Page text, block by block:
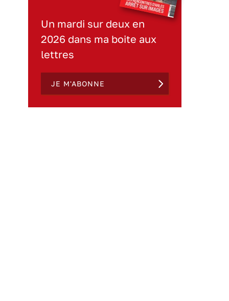
Un mardi sur deux en
2026 dans ma boite aux
lettres
JE M'ABONNE